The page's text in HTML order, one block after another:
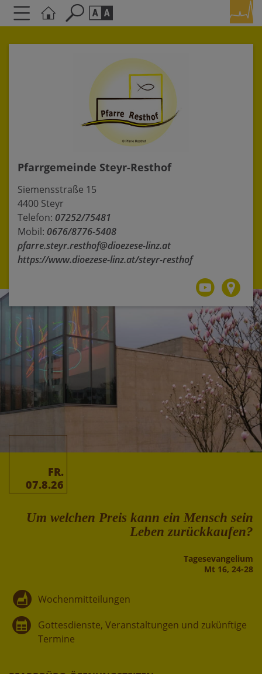
A
Kontrasteinstellungen
Pfarrgemeinde Steyr-Resthof
Siemensstraße 15
4400 Steyr
Telefon: 07252/75481
Mobil: 0676/8776-5408
pfarre.steyr.resthof@dioezese-linz.at
https://www.dioezese-linz.at/steyr-resthof
FR.
07.8.26
Um welchen Preis kann ein Mensch sein
Leben zurückkaufen?
Tages­evangelium
Mt 16, 24-28
Wochenmitteilungen
Gottesdienste, Veranstaltungen und zukünftige
Termine